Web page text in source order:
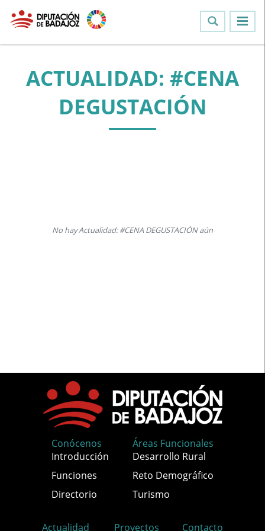
ACTUALIDAD: #CENA
DEGUSTACIÓN
No hay Actualidad: #CENA DEGUSTACIÓN aún
Conócenos
Introducción
Funciones
Directorio
Áreas Funcionales
Desarrollo Rural
Reto Demográfico
Turismo
Actualidad Proyectos Contacto